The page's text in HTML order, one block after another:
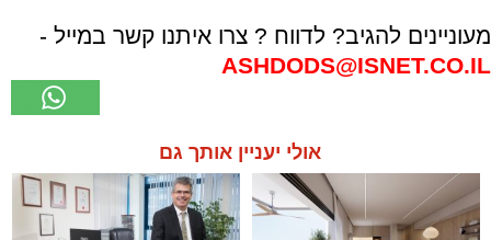
מעוניינים להגיב? לדווח ? צרו איתנו קשר במייל -
ASHDODS@ISNET.CO.IL
אולי יעניין אותך גם